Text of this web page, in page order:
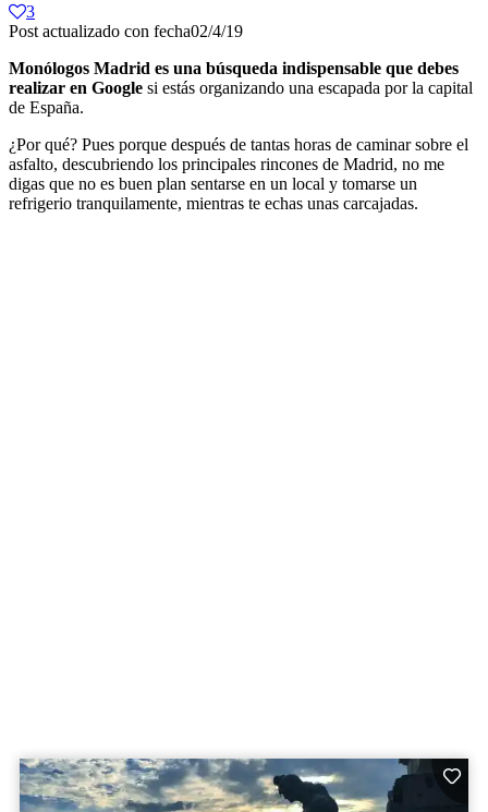
3
Post actualizado con fecha02/4/19
Monólogos Madrid es una búsqueda indispensable que debes
realizar en Google si estás organizando una escapada por la capital
de España.
¿Por qué? Pues porque después de tantas horas de caminar sobre el
asfalto, descubriendo los principales rincones de Madrid, no me
digas que no es buen plan sentarse en un local y tomarse un
refrigerio tranquilamente, mientras te echas unas carcajadas.